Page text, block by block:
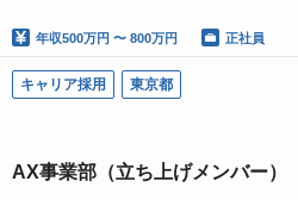
年収500万円 〜 800万円 正社員
キャリア採用 東京都
AX事業部（立ち上げメンバー）